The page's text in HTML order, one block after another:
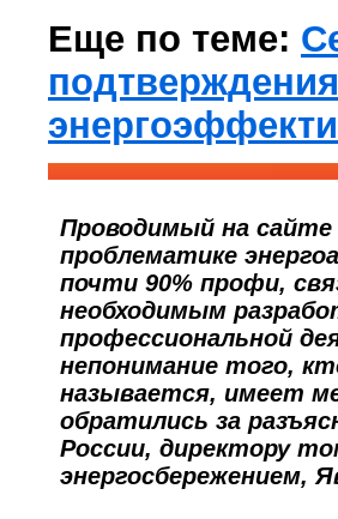
Еще по теме:
Проводимый на сайте
проблематике
почти 90% профи,
необходимым
профессиональной
непонимание того,
называется, имеет
обратились за
России, директору
энергосбережением,